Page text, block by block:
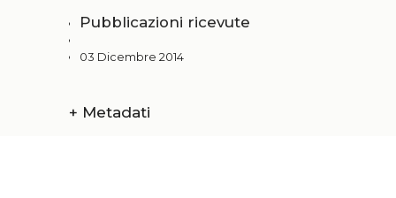
Pubblicazioni ricevute
03 Dicembre 2014
+ Metadati